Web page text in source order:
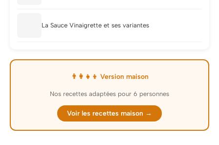
La Sauce Vinaigrette et ses variantes
👨‍👩‍👧‍👦 Version maison
Nos recettes adaptées pour 6 personnes
Voir les recettes maison →